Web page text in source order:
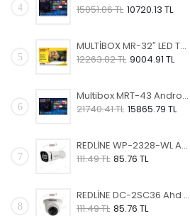
4
15051.06 TL 10720.13 TL
5
MULTİBOX MR-32″ LED TELEVİZYON
12263.82 TL 9004.91 TL
6
Multibox MRT-43 Android TV
21740.41 TL 15865.79 TL
7
REDLİNE WP-2328-WL Ahd Bullet Kamera
111.49 TL 85.76 TL
8
REDLİNE DC-2SC36 Ahd Dome Kamera
111.49 TL 85.76 TL